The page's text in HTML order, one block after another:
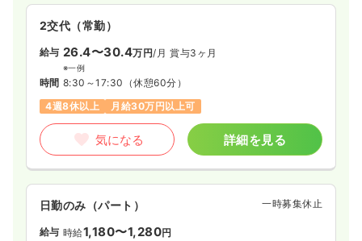
2交代（常勤）
給与 26.4〜30.4万円/月 賞与3ヶ月
※一例
時間 8:30～17:30 （休憩60分）
4週8休以上
月給30万円以上可
気になる 詳細を見る
日勤のみ（パート） 一時募集休止
給与 時給1,180〜1,280円